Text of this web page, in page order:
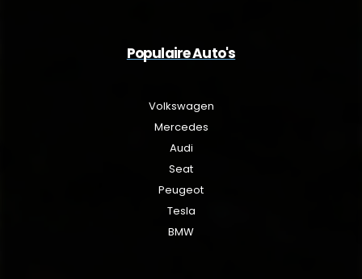
Populaire Auto's
Volkswagen
Mercedes
Audi
Seat
Peugeot
Tesla
BMW